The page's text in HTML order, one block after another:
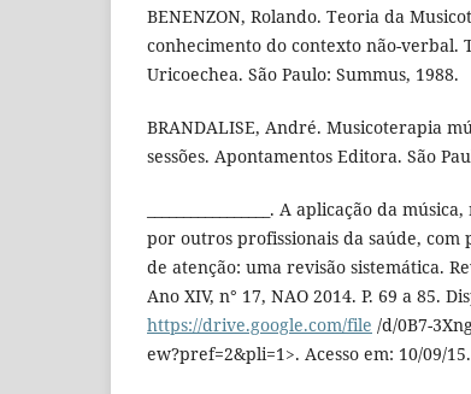
BENENZON, Rolando. Teoria da
conhecimento do contexto não-verbal.
Uricoechea. São Paulo: Summus, 1988.
BRANDALISE, André. Musicoterapia
sessões. Apontamentos Editora. São
_________________. A aplicação da
por outros profissionais da saúde, com
de atenção: uma revisão sistemática.
Ano XIV, n° 17, NAO 2014. P. 69 a 85.
https://drive.google.com/file /d/0B7-
ew?pref=2&pli=1>. Acesso em: 10/09/15.